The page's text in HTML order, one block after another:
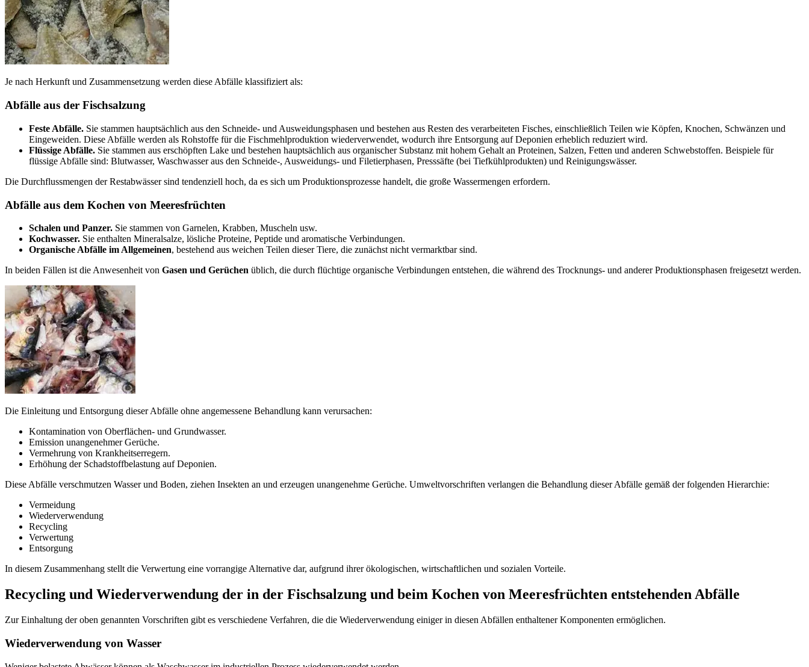
Je nach Herkunft und Zusammensetzung werden diese Abfälle klassifiziert als:
Abfälle aus der Fischsalzung
Feste Abfälle. Sie stammen hauptsächlich aus den Schneide- und Ausweidungsphasen und bestehen aus Resten des verarbeiteten Fisches, einschließlich Teilen wie Köpfen, Knochen, Schwänzen und
Eingeweiden. Diese Abfälle werden als Rohstoffe für die Fischmehlproduktion wiederverwendet, wodurch ihre Entsorgung auf Deponien erheblich reduziert wird.
Flüssige Abfälle. Sie stammen aus erschöpften Lake und bestehen hauptsächlich aus organischer Substanz mit hohem Gehalt an Proteinen, Salzen, Fetten und anderen Schwebstoffen. Beispiele für
flüssige Abfälle sind: Blutwasser, Waschwasser aus den Schneide-, Ausweidungs- und Filetierphasen, Presssäfte (bei Tiefkühlprodukten) und Reinigungswässer.
Die Durchflussmengen der Restabwässer sind tendenziell hoch, da es sich um Produktionsprozesse handelt, die große Wassermengen erfordern.
Abfälle aus dem Kochen von Meeresfrüchten
Schalen und Panzer. Sie stammen von Garnelen, Krabben, Muscheln usw.
Kochwasser. Sie enthalten Mineralsalze, lösliche Proteine, Peptide und aromatische Verbindungen.
Organische Abfälle im Allgemeinen, bestehend aus weichen Teilen dieser Tiere, die zunächst nicht vermarktbar sind.
In beiden Fällen ist die Anwesenheit von Gasen und Gerüchen üblich, die durch flüchtige organische Verbindungen entstehen, die während des Trocknungs- und anderer Produktionsphasen freigesetzt werden.
Die Einleitung und Entsorgung dieser Abfälle ohne angemessene Behandlung kann verursachen:
Kontamination von Oberflächen- und Grundwasser.
Emission unangenehmer Gerüche.
Vermehrung von Krankheitserregern.
Erhöhung der Schadstoffbelastung auf Deponien.
Diese Abfälle verschmutzen Wasser und Boden, ziehen Insekten an und erzeugen unangenehme Gerüche. Umweltvorschriften verlangen die Behandlung dieser Abfälle gemäß der folgenden Hierarchie:
Vermeidung
Wiederverwendung
Recycling
Verwertung
Entsorgung
In diesem Zusammenhang stellt die Verwertung eine vorrangige Alternative dar, aufgrund ihrer ökologischen, wirtschaftlichen und sozialen Vorteile.
Recycling und Wiederverwendung der in der Fischsalzung und beim Kochen von Meeresfrüchten entstehenden Abfälle
Zur Einhaltung der oben genannten Vorschriften gibt es verschiedene Verfahren, die die Wiederverwendung einiger in diesen Abfällen enthaltener Komponenten ermöglichen.
Wiederverwendung von Wasser